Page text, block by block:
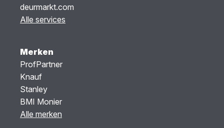
deurmarkt.com
Alle services
Merken
ProfPartner
Knauf
Stanley
BMI Monier
Alle merken